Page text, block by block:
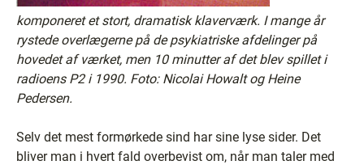
komponeret et stort, dramatisk klaverværk. I mange år
rystede overlægerne på de psykiatriske afdelinger på
hovedet af værket, men 10 minutter af det blev spillet i
radioens P2 i 1990. Foto: Nicolai Howalt og Heine
Pedersen.
Selv det mest formørkede sind har sine lyse sider. Det
bliver man i hvert fald overbevist om, når man taler med